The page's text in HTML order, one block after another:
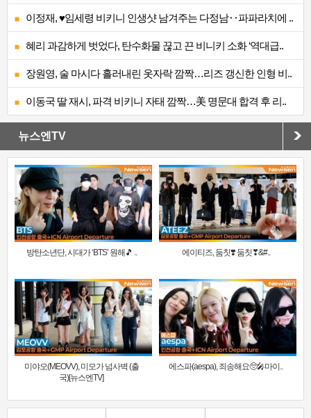
이정재, ♥임세령 비키니 인생샷 남겨주는 다정남‥파파라치에 ..
혜리 과감하게 벗었다, 탄수화물 끊고 끈 비니키 소화 ‘역대급..
장원영, 술 마시다 흘러내린 옷자락 깜짝…리즈 갱신한 인형 비..
이동국 딸 재시, 파격 비키니 자태 깜짝…美 명문대 합격 후 리..
뉴스엔TV
방탄소년단, 시대가 ‘BTS’ 원해🎵 .. 에이티즈, 둠칫❣️ 둠칫❣&#..
미야오(MEOVV), 미모가 넘사벽 (출
국)[뉴스엔TV]
에스파(aespa), 죄송해요🥺🎤마이..